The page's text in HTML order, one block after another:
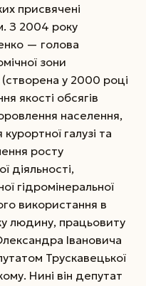
присвячені
З 2004 року
— голова
зони
у 2000 році
якості обсягів
населення,
галузі та
росту
діяльності,
гідромінеральної
використання в
людину, працьовиту
Івановича
Трускавецької
Нині він депутат